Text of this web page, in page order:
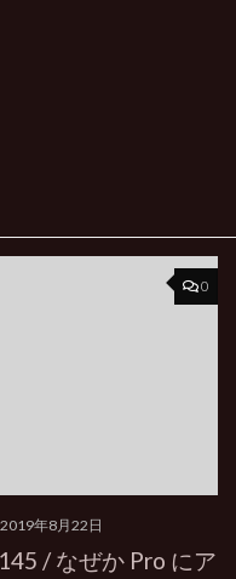
0
2019年8月22日
/ なぜか Pro にア